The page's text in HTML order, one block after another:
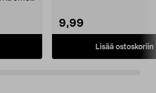
9,99
Lisää ostoskoriin